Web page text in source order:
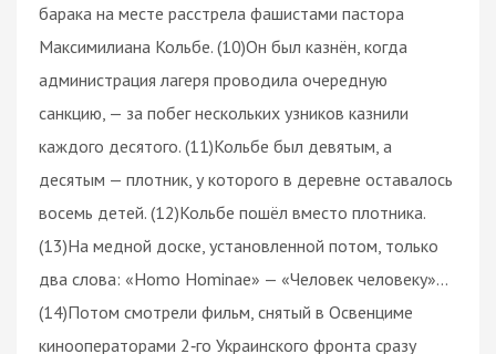
барака на месте расстрела фашистами пастора
Максимилиана Кольбе. (10)Он был казнён, когда
администрация лагеря проводила очередную
санкцию, — за побег нескольких узников казнили
каждого десятого. (11)Кольбе был девятым, а
десятым — плотник, у которого в деревне оставалось
восемь детей. (12)Кольбе пошёл вместо плотника.
(13)На медной доске, установленной потом, только
два слова: «Ноmo Hominае» — «Человек человеку»…
(14)Потом смотрели фильм, снятый в Освенциме
кинооператорами 2‑го Украинского фронта сразу